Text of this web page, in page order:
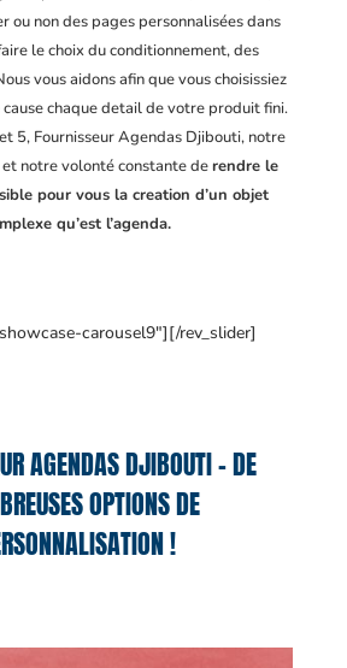
ou non des pages personnalisées dans
le choix du conditionnement, des
vous aidons afin que vous choisissiez
cause chaque detail de votre produit fini.
5, Fournisseur Agendas Djibouti, notre
et notre volonté constante derendre le
pour vous la creation d’un objet
qu’est l’agenda.
carousel9″][/rev_slider]
AGENDAS DJIBOUTI – DE
OPTIONS DE
!